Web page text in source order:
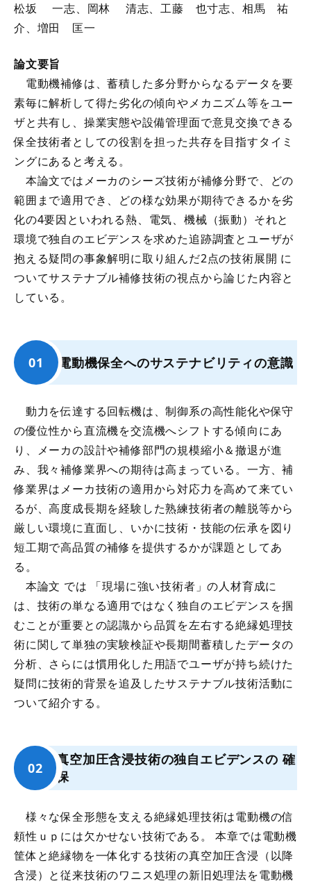
松坂 一志、岡林 清志、工藤 也寸志、相馬 祐
介、増田 匡一
論文要旨
電動機補修は、蓄積した多分野からなるデータを要
素毎に解析して得た劣化の傾向やメカニズム等をユー
ザと共有し、操業実態や設備管理面で意見交換できる
保全技術者としての役割を担った共存を目指すタイミ
ングにあると考える。
本論文ではメーカのシーズ技術が補修分野で、どの
範囲まで適用でき、どの様な効果が期待できるかを劣
化の4要因といわれる熱、電気、機械（振動）それと
環境で独自のエビデンスを求めた追跡調査とユーザが
抱える疑問の事象解明に取り組んだ2点の技術展開 に
ついてサステナブル補修技術の視点から論じた内容と
している。
電動機保全へのサステナビリティの意識
動力を伝達する回転機は、制御系の高性能化や保守
の優位性から直流機を交流機へシフトする傾向にあ
り、メーカの設計や補修部門の規模縮小＆撤退が進
み、我々補修業界への期待は高まっている。一方、補
修業界はメーカ技術の適用から対応力を高めて来てい
るが、高度成長期を経験した熟練技術者の離脱等から
厳しい環境に直面し、いかに技術・技能の伝承を図り
短工期で高品質の補修を提供するかが課題としてあ
る。
本論文 では 「現場に強い技術者」の人材育成に
は、技術の単なる適用ではなく独自のエビデンスを掴
むことが重要との認識から品質を左右する絶縁処理技
術に関して単独の実験検証や長期間蓄積したデータの
分析、さらには慣用化した用語でユーザが持ち続けた
疑問に技術的背景を追及したサステナブル技術活動に
ついて紹介する。
真空加圧含浸技術の独自エビデンスの 確
保
様々な保全形態を支える絶縁処理技術は電動機の信
頼性ｕｐには欠かせない技術である。 本章では電動機
筐体と絶縁物を一体化する技術の真空加圧含浸（以降
含浸）と従来技術のワニス処理の新旧処理法を電動機